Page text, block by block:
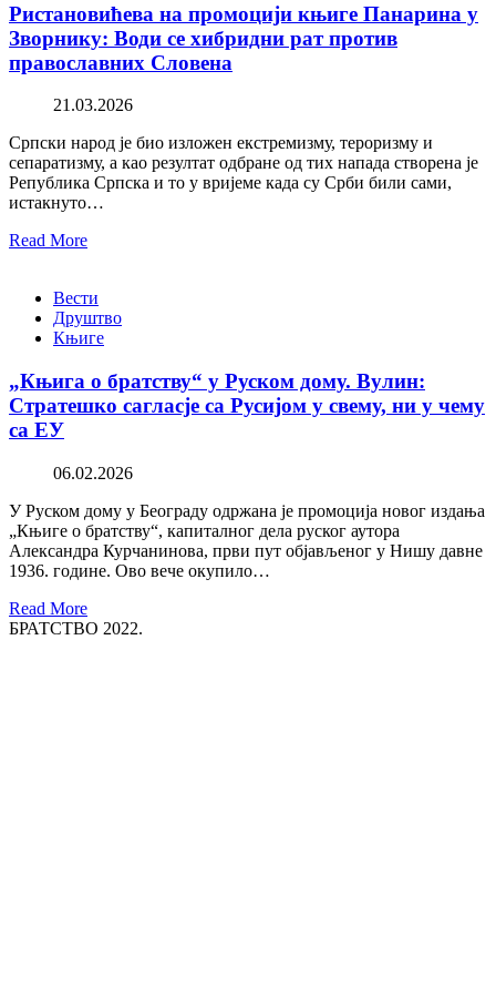
Ристановићева на промоцији књиге Панарина у
Зворнику: Води се хибридни рат против
православних Словена
21.03.2026
Српски народ је био изложен екстремизму, тероризму и
сепаратизму, а као резултат одбране од тих напада створена је
Република Српска и то у вријеме када су Срби били сами,
истакнуто…
Read More
Вести
Друштво
Књиге
„Књига о братству“ у Руском дому. Вулин:
Стратешко сагласје са Русијом у свему, ни у чему
са ЕУ
06.02.2026
У Руском дому у Београду одржана је промоција новог издања
„Књиге о братству“, капиталног дела руског аутора
Александра Курчанинова, први пут објављеног у Нишу давне
1936. године. Ово вече окупило…
Read More
БРАТСТВО 2022.